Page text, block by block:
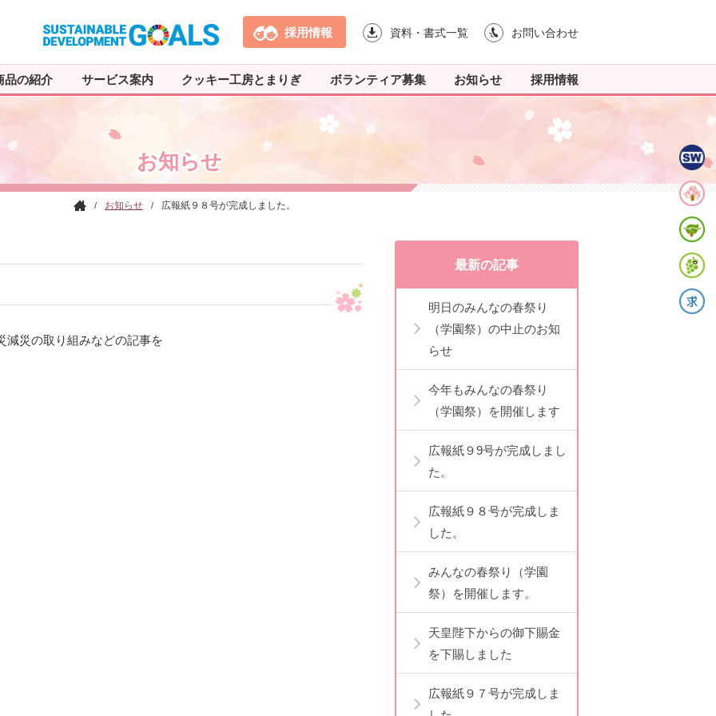
品の紹介 サービス案内 クッキー工房とまりぎ ボランティア募集 お知らせ 採用情報
採用情報 資料・書式一覧 お問い合わせ
お知らせ
施
園
お知らせ 広報紙９８号が完成しました。
最新の記事
明日のみんなの春祭り
（学園祭）の中止のお知
らせ
今年もみんなの春祭り
（学園祭）を開催します
広報紙９9号が完成しまし
た。
広報紙９８号が完成しま
した。
みんなの春祭り（学園
祭）を開催します。
天皇陛下からの御下賜金
を下賜しました
広報紙９７号が完成しま
減災の取り組みなどの記事を